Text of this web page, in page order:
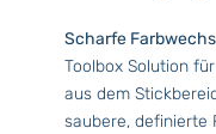
Scharfe
Toolbox Solution
aus dem
saubere, definierte